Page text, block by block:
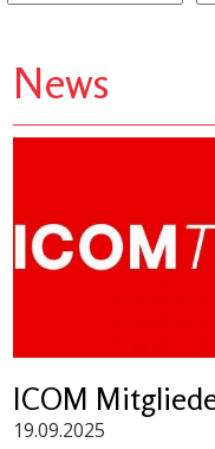
News
ICOM
19.09.2025